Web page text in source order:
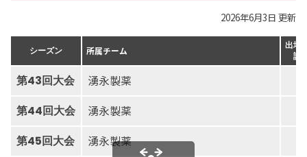
2026年6月3日 更新
シーズン 所属チーム
出場
試
第43回大会 湧永製薬
第44回大会 湧永製薬
第45回大会 湧永製薬